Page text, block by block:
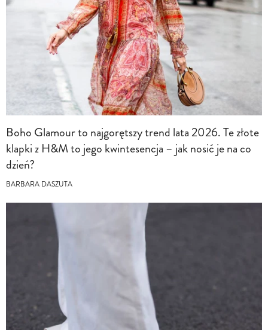
Boho Glamour to najgorętszy trend lata 2026. Te złote
klapki z H&M to jego kwintesencja – jak nosić je na co
dzień?
BARBARA DASZUTA